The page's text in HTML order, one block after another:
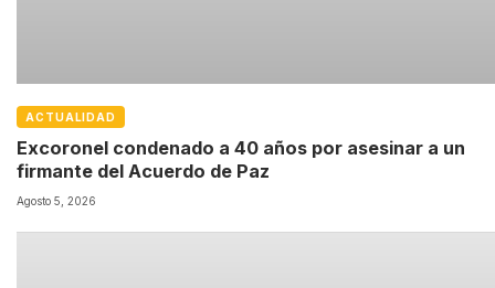
ACTUALIDAD
Excoronel condenado a 40 años por asesinar a un
firmante del Acuerdo de Paz
Agosto 5, 2026